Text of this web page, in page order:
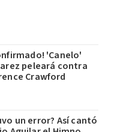
'Canelo'
peleará contra
Crawford
un error? Así cantó